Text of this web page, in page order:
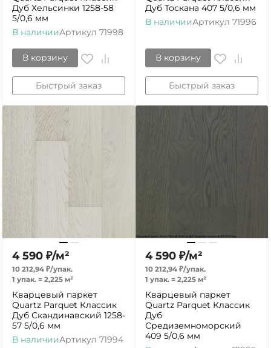
Дуб Хельсинки 1258-58
5/0,6 мм
В наличииАртикул 71998
В корзину
Быстрый заказ
Дуб Тоскана 407 5/0,6 мм
В наличииАртикул 71996
В корзину
Быстрый заказ
4 590 ₽/м²
10 212,94 ₽/упак.
1 упак. = 2,225 м²
Кварцевый паркет
Quartz Parquet Классик
Дуб Скандинавский 1258-
57 5/0,6 мм
В наличииАртикул 71994
4 590 ₽/м²
10 212,94 ₽/упак.
1 упак. = 2,225 м²
Кварцевый паркет
Quartz Parquet Классик
Дуб
Средиземноморский
409 5/0,6 мм